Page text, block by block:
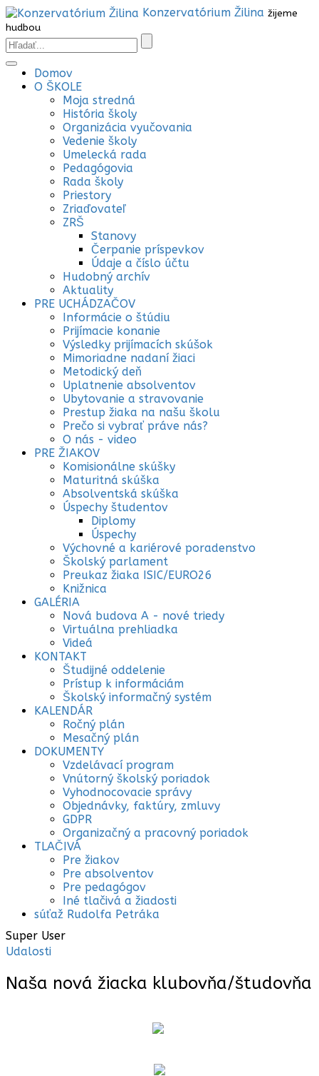
Konzervatórium Žilina žijeme
hudbou
Domov
O ŠKOLE
Moja stredná
História školy
Organizácia vyučovania
Vedenie školy
Umelecká rada
Pedagógovia
Rada školy
Priestory
Zriaďovateľ
ZRŠ
Stanovy
Čerpanie príspevkov
Údaje a číslo účtu
Hudobný archív
Aktuality
PRE UCHÁDZAČOV
Informácie o štúdiu
Prijímacie konanie
Výsledky prijímacích skúšok
Mimoriadne nadaní žiaci
Metodický deň
Uplatnenie absolventov
Ubytovanie a stravovanie
Prestup žiaka na našu školu
Prečo si vybrať práve nás?
O nás - video
PRE ŽIAKOV
Komisionálne skúšky
Maturitná skúška
Absolventská skúška
Úspechy študentov
Diplomy
Úspechy
Výchovné a kariérové poradenstvo
Školský parlament
Preukaz žiaka ISIC/EURO26
Knižnica
GALÉRIA
Nová budova A - nové triedy
Virtuálna prehliadka
Videá
KONTAKT
Študijné oddelenie
Prístup k informáciám
Školský informačný systém
KALENDÁR
Ročný plán
Mesačný plán
DOKUMENTY
Vzdelávací program
Vnútorný školský poriadok
Vyhodnocovacie správy
Objednávky, faktúry, zmluvy
GDPR
Organizačný a pracovný poriadok
TLAČIVÁ
Pre žiakov
Pre absolventov
Pre pedagógov
Iné tlačivá a žiadosti
súťaž Rudolfa Petráka
Super User
Udalosti
Naša nová žiacka klubovňa/študovňa